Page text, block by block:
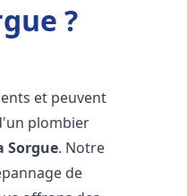
?
et peuvent
plombier
Sorgue. Notre
de